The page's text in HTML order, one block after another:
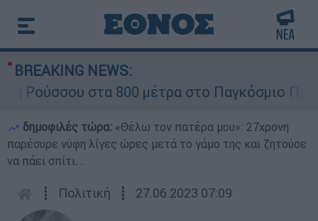
BREAKING NEWS:
στα 800 μέτρα στο Παγκόσμιο
δημοφιλές τώρα: «Θέλω τον πατέρα μου»: 27χρονη
παρέσυρε νύφη λίγες ώρες μετά το γάμο της και ζητούσε
να πάει σπίτι...
┋ Πολιτική ┋ 27.06.2023 07:09